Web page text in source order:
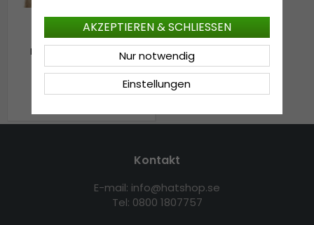
Mützen - Gårda Zell am
See Wool Mix Beanie
(moosgrün)
€44.99
Kontakt
E-mail: info@hatshop.se
Tel: 0800 1807757
Einstellungen
Nur notwendig
AKZEPTIEREN & SCHLIESSEN